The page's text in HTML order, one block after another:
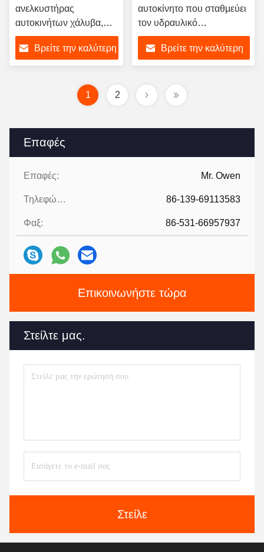
Επαφές
Επαφές: Mr. Owen
Τηλεφώνημα: 86-139-69113583
Φαξ: 86-531-66957937
Επικοινωνήστε τώρα
Στείλτε μας.
Στείλε
ανελκυστήρας
αυτοκινήτων χάλυβα,
υδραυλικό γκαράζ
αυτοκινήτων σύστημα
χώρων στάθμευσης
ανελκυστήρων διπλό
Βρείτε την καλύτερη
αυτοκίνητο που σταθμεύει
τον υδραυλικό
ανελκυστήρα πλατφορμών
1 τόνος - συνήθεια
χωρητικότητας φορτίων 20
Βρείτε την καλύτερη
1 2